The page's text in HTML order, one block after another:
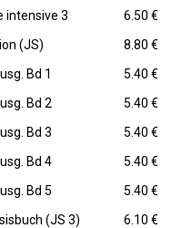
intensive 3
6.50 €
(JS)
8.80 €
Bd 1
5.40 €
Bd 2
5.40 €
Bd 3
5.40 €
Bd 4
5.40 €
Bd 5
5.40 €
(JS 3)
6.10 €